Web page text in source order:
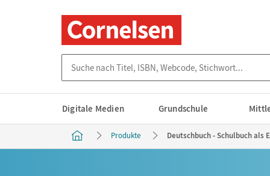
Digitale Medien Grundschule
Produkte Deutschbuch - Schulbuch als